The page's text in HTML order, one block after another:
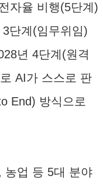
자율 비행(5단계)
단계(임무위임)
년 4단계(원격
AI가 스스로 판
End) 방식으로
농업 등 5대 분야